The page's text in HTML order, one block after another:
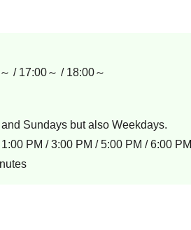
/ 17:00～ / 18:00～
Sundays but also Weekdays.
PM / 3:00 PM / 5:00 PM / 6:00 PM